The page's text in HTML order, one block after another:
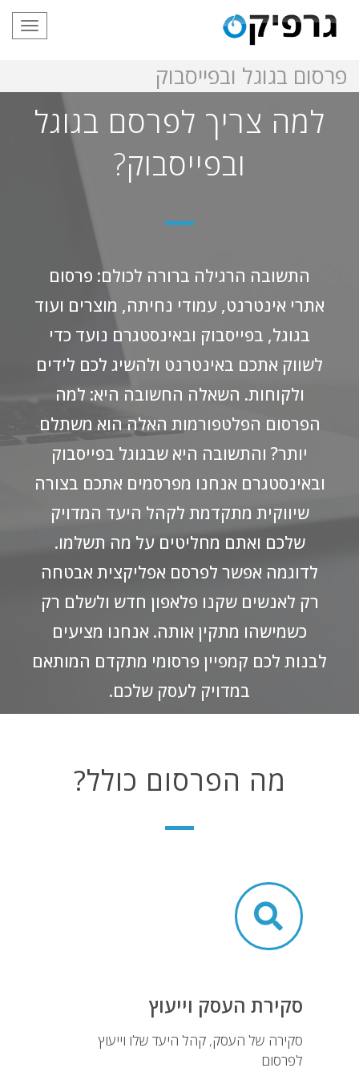
פרסום בגוגל ובפייסבוק
למה צריך לפרסם בגוגל
ובפייסבוק?
התשובה הרגילה ברורה לכולם: פרסום
אתרי אינטרנט, עמודי נחיתה, מוצרים ועוד
בגוגל, בפייסבוק ובאינסטגרם נועד כדי
לשווק אתכם באינטרנט ולהשיג לכם לידים
ולקוחות. השאלה החשובה היא: למה
הפרסום הפלטפורמות האלה הוא משתלם
יותר? והתשובה היא שבגוגל בפייסבוק
ובאינסטגרם אנחנו מפרסמים אתכם בצורה
שיווקית מתקדמת לקהל היעד המדויק
שלכם ואתם מחליטים על מה תשלמו.
לדוגמה אפשר לפרסם אפליקצית אבטחה
רק לאנשים שקנו פלאפון חדש ולשלם רק
כשמישהו מתקין אותה. אנחנו מציעים
לבנות לכם קמפיין פרסומי מתקדם המותאם
במדויק לעסק שלכם.
מה הפרסום כולל?
סקירת העסק וייעוץ
סקירה של העסק, קהל היעד שלו וייעוץ
לפרסום